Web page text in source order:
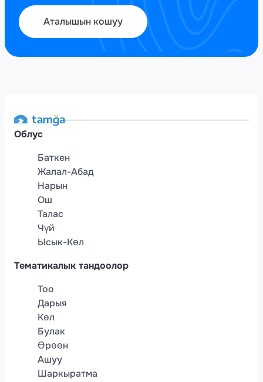
Аталышын кошуу
Облус
Баткен
Жалал-Абад
Нарын
Ош
Талас
Чүй
Ысык-Көл
Тематикалык тандоолор
Тоо
Дарыя
Көл
Булак
Өрөөн
Ашуу
Шаркыратма